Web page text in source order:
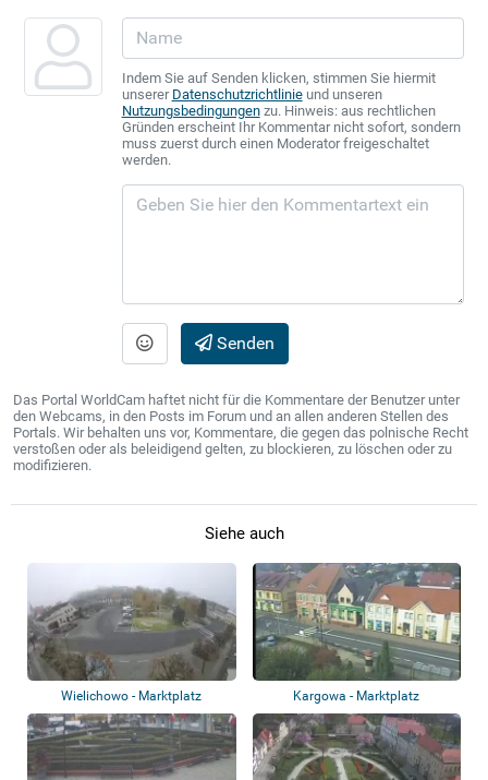
Indem Sie auf Senden klicken, stimmen Sie hiermit
unserer Datenschutzrichtlinieund unseren
Nutzungsbedingungenzu. Hinweis: aus rechtlichen
Gründen erscheint Ihr Kommentar nicht sofort, sondern
muss zuerst durch einen Moderator freigeschaltet
werden.
Senden
Das Portal WorldCam haftet nicht für die Kommentare der Benutzer unter
den Webcams, in den Posts im Forum und an allen anderen Stellen des
Portals. Wir behalten uns vor, Kommentare, die gegen das polnische Recht
verstoßen oder als beleidigend gelten, zu blockieren, zu löschen oder zu
modifizieren.
Siehe auch
Wielichowo - Marktplatz Kargowa - Marktplatz